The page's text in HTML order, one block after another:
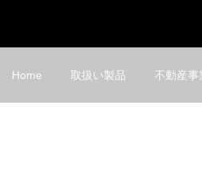
Home 取扱い製品 不動産事